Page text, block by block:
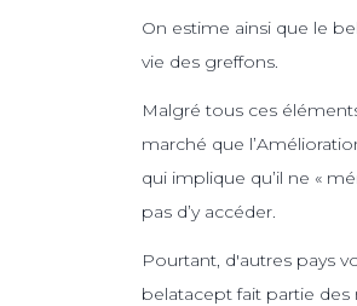
On estime ainsi que le
vie des greffons.
Malgré tous ces
marché que
qui implique qu’il ne «
pas d’y accéder.
Pourtant, d'autres pays
belatacept fait partie des